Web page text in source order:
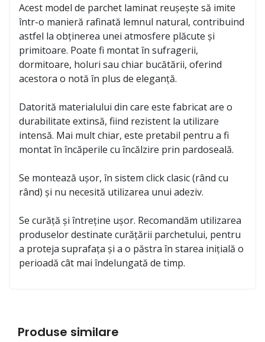
Acest model de parchet laminat reușește să imite
într-o manieră rafinată lemnul natural, contribuind
astfel la obținerea unei atmosfere plăcute și
primitoare. Poate fi montat în sufragerii,
dormitoare, holuri sau chiar bucătării, oferind
acestora o notă în plus de eleganță.
Datorită materialului din care este fabricat are o
durabilitate extinsă, fiind rezistent la utilizare
intensă. Mai mult chiar, este pretabil pentru a fi
montat în încăperile cu încălzire prin pardoseală.
Se montează ușor, în sistem click clasic (rând cu
rând) și nu necesită utilizarea unui adeziv.
Se curăță și întreține ușor. Recomandăm utilizarea
produselor destinate curățării parchetului, pentru
a proteja suprafața și a o păstra în starea inițială o
perioadă cât mai îndelungată de timp.
Produse similare